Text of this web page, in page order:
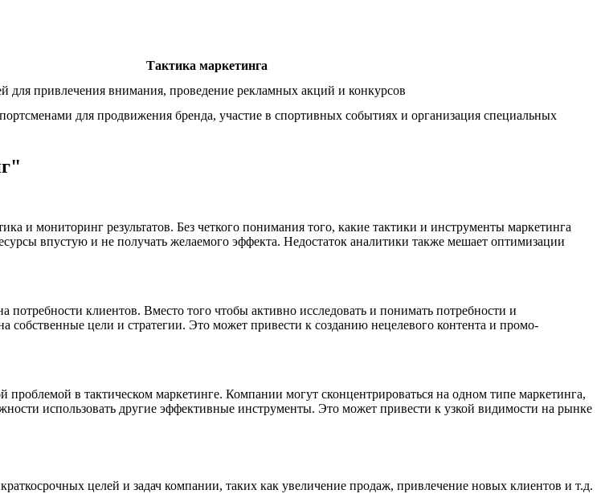
Тактика маркетинга
для привлечения внимания, проведение рекламных акций и конкурсов
для продвижения бренда, участие в спортивных событиях и организация специальных
и мониторинг результатов. Без четкого понимания того, какие тактики и инструменты маркетинга
впустую и не получать желаемого эффекта. Недостаток аналитики также мешает оптимизации
потребности клиентов. Вместо того чтобы активно исследовать и понимать потребности и
собственные цели и стратегии. Это может привести к созданию нецелевого контента и промо-
в тактическом маркетинге. Компании могут сконцентрироваться на одном типе маркетинга,
использовать другие эффективные инструменты. Это может привести к узкой видимости на рынке
целей и задач компании, таких как увеличение продаж, привлечение новых клиентов и т.д.